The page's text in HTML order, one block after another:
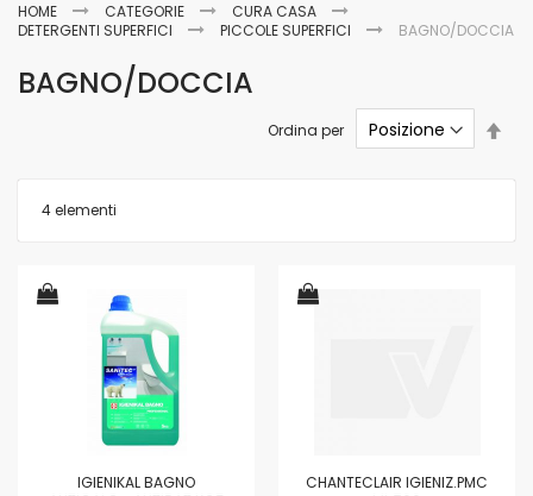
HOME CATEGORIE
CURA CASA
DETERGENTI SUPERFICI
PICCOLE SUPERFICI BAGNO/DOCCIA
BAGNO/DOCCIA
4elementi
Ordina per
IGIENIKAL BAGNO
CHANTECLAIR IGIENIZ.PMC